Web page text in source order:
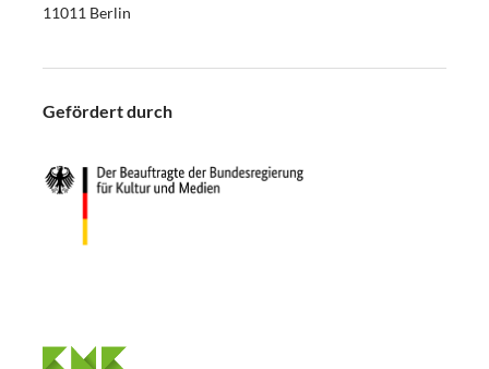
11011 Berlin
Gefördert durch